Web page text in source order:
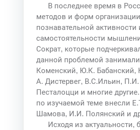
В последнее время в
методов и форм
познавательной
самостоятельности
Сократ, которые
данной проблемой
Коменский, Ю.К.
А. Дистервег, В.С.Ильин,
Песталоцци и многие
по изучаемой теме внесли
Шамова, И.И. Полянский и
Исходя из